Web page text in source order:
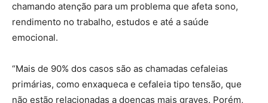
chamando atenção para um problema que afeta sono,
rendimento no trabalho, estudos e até a saúde
emocional.
“Mais de 90% dos casos são as chamadas cefaleias
primárias, como enxaqueca e cefaleia tipo tensão, que
não estão relacionadas a doenças mais graves. Porém,